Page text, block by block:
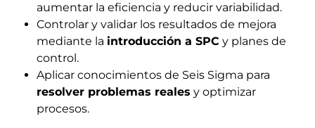
aumentar la eficiencia y reducir variabilidad.
Controlar y validar los resultados de mejora
mediante la introducción a SPC y planes de
control.
Aplicar conocimientos de Seis Sigma para
resolver problemas reales y optimizar
procesos.